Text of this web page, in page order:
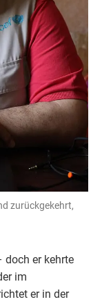
zurückgekehrt,
doch er kehrte
im
er in der